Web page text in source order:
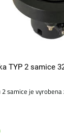
TYP 2 samice
samice je